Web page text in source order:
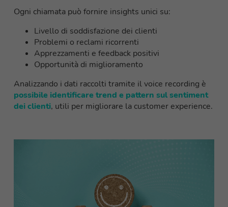
Ogni chiamata può fornire insights unici su:
Livello di soddisfazione dei clienti
Problemi o reclami ricorrenti
Apprezzamenti e feedback positivi
Opportunità di miglioramento
Analizzando i dati raccolti tramite il voice recording è
possibile identificare trend e pattern sul sentiment
dei clienti, utili per migliorare la customer experience.